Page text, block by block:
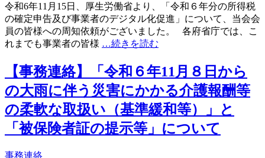
令和6年11月15日、厚生労働省より、「令和６年分の所得税
の確定申告及び事業者のデジタル化促進」について、当会会
員の皆様への周知依頼がございました。 各府省庁では、こ
れまでも事業者の皆様 …続きを読む
【事務連絡】「令和６年11月８日から
の大雨に伴う災害にかかる介護報酬等
の柔軟な取扱い（基準緩和等）」と
「被保険者証の提示等」について
事務連絡